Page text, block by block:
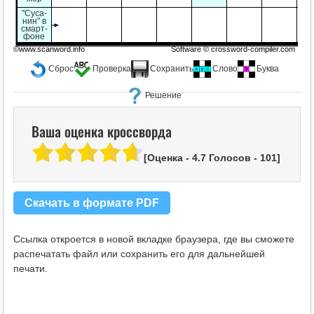
Сброс Проверка Сохранить Слово Буква
Решение
"Суса-
нин" в
смарт-
фоне
©www.scanword.info
Software ©crossword-compiler.com
Ваша оценка кроссворда
[Оценка - 4.7Голосов - 101]
Скачать в формате PDF
Ссылка откроется в новой вкладке браузера, где вы сможете
распечатать файл или сохранить его для дальнейшей
печати.